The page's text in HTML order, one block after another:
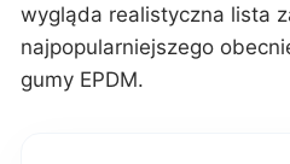
wygląda realistyczna lista
najpopularniejszego
gumy EPDM.